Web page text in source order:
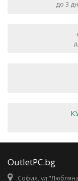
до 3
OutletPC.bg
София,